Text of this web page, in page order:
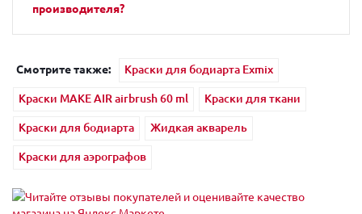
производителя?
Смотрите также:
Краски для бодиарта Exmix
Краски MAKE AIR airbrush 60 ml
Краски для ткани
Краски для бодиарта
Жидкая акварель
Краски для аэрографов